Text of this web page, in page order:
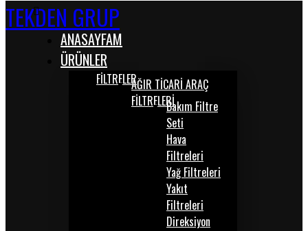
TEKDEN GRUP
ANASAYFAM
ÜRÜNLER
FİLTRELERAĞIR TİCARİ ARAÇ
FİLTRELERİBakım Filtre
Seti
Hava
Filtreleri
Yağ Filtreleri
Yakıt
Filtreleri
Direksiyon